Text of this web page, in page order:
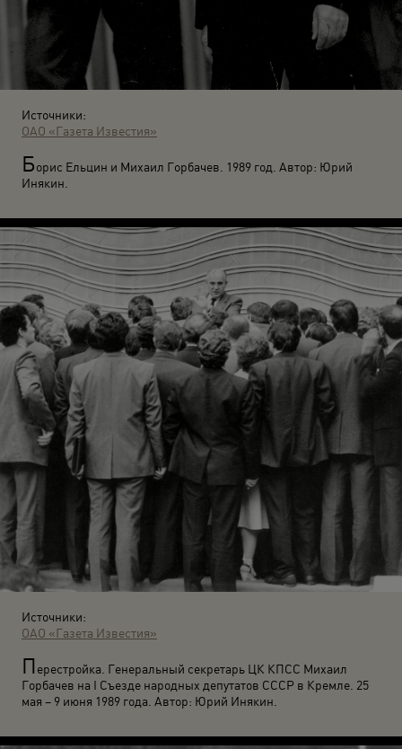
Источники:
ОАО «Газета Известия»
Борис Ельцин и Михаил Горбачев. 1989 год. Автор: Юрий
Инякин.
Источники:
ОАО «Газета Известия»
Перестройка. Генеральный секретарь ЦК КПСС Михаил
Горбачев на I Съезде народных депутатов СССР в Кремле. 25
мая – 9 июня 1989 года. Автор: Юрий Инякин.